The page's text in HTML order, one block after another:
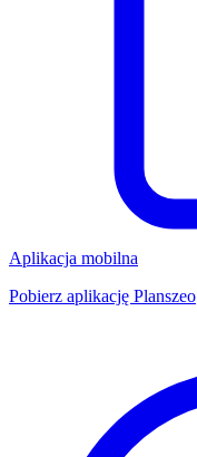
Aplikacja mobilna
Pobierz aplikację Planszeo